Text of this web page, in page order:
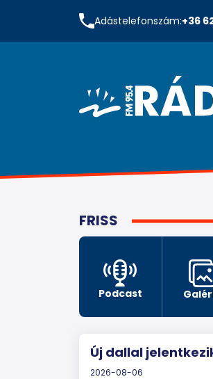
Adástelefonszám:+36
FRISS
Podcast
Új dallal
2026-08-06